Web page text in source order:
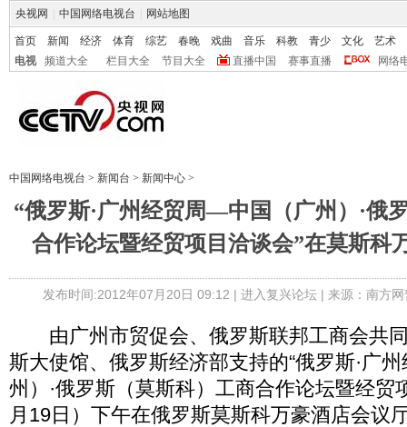
央视网 中国网络电视台 网站地图
首页 新闻 经济 体育 综艺 春晚 戏曲 音乐 科教 青少 文化
艺术
电视
频道大全 栏目大全 节目大全 直播中国 赛事直播 网络
中国网络电视台 > 新闻台 > 新闻中心 >
“俄罗斯·广州经贸周—中国（广州）·俄
合作论坛暨经贸项目洽谈会”在莫斯科
发布时间:2012年07月20日 09:12 | 进入复兴论坛| 来源：南方
由广州市贸促会、俄罗斯联邦工商会共
斯大使馆、俄罗斯经济部支持的“俄罗斯·广
州）·俄罗斯（莫斯科）工商合作论坛暨经贸
月19日）下午在俄罗斯莫斯科万豪酒店会议